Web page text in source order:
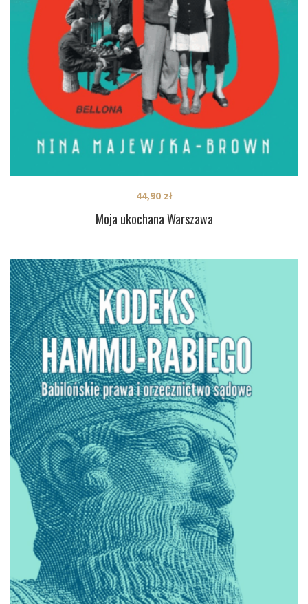
Moja ukochana Warszawa
44,90 zł